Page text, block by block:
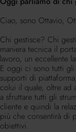
Ciao, sono Ottavio,
Chi gestisce? Chi
maniera tecnica il
lavoro, un eccellente
E oggi ci sono tutti
supporti di
colui il quale, oltre ad
a sfruttare tutti gli
cliente e quindi la
più che consentirà di
obiettivi.